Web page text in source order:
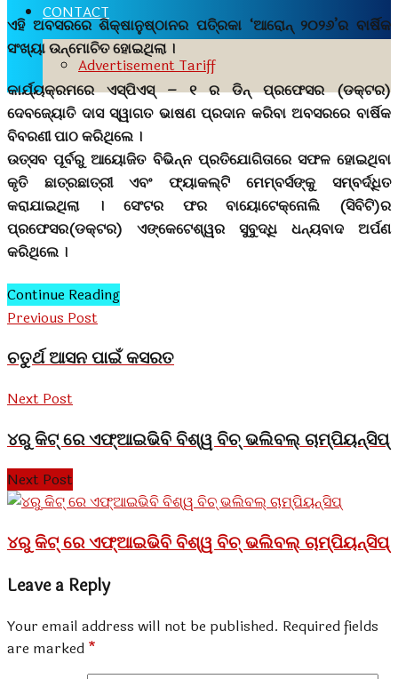
CONTACT
Advertisement Tariff
ଏହି ଅବସରରେ ଶିକ୍ଷାନୁଷ୍ଠାନର ପତି୍ରକା ‘ଆରୋନ୍ ୨୦୨୬’ର ବାର୍ଷିକ
ସଂଖ୍ୟା ଉନ୍ମୋଚିତ ହୋଇଥିଲା ।
କାର୍ଯ୍ୟକ୍ରମରେ ଏସ୍ପିଏସ୍ – ୧ ର ଡିନ୍ ପ୍ରଫେସର (ଡକ୍ଟର)
ଦେବଜ୍ୟୋତି ଦାସ ସ୍ୱାଗତ ଭାଷଣ ପ୍ରଦାନ କରିବା ଅବସରରେ ବାର୍ଷିକ
ବିବରଣୀ ପାଠ କରିଥିଲେ ।
ଉତ୍ସବ ପୂର୍ବରୁ ଆୟୋଜିତ ବିଭିନ୍ନ ପ୍ରତିଯୋଗିତାରେ ସଫଳ ହୋଇଥିବା
କୃତି ଛାତ୍ରଛାତ୍ରୀ ଏବଂ ଫ୍ୟାକଲ୍ଟି ମେମ୍ବର୍ସଙ୍କୁ ସମ୍ବର୍ଦ୍ଧିତ
କରାଯାଇଥିଲା । ସେଂଟର ଫର ବାୟୋଟେକ୍ନୋଲି (ସିବିଟି)ର
ପ୍ରଫେସର(ଡକ୍ଟର) ଏଙ୍କେଟେଶ୍ୱର ସୁବୁଦ୍ଧି ଧନ୍ୟବାଦ ଅର୍ପଣ
କରିଥିଲେ ।
Continue Reading
Previous Post
ଚତୁର୍ଥ ଆସନ ପାଇଁ କସରତ
Next Post
୪ରୁ କିଟ୍‍ ରେ ଏଫ୍‍ଆଇଭିବି ବିଶ୍ୱ ବିଚ୍‍ ଭଲିବଲ୍‍ ଚାମ୍ପିୟନ୍‍ସିପ୍‍
Next Post
୪ରୁ କିଟ୍‍ ରେ ଏଫ୍‍ଆଇଭିବି ବିଶ୍ୱ ବିଚ୍‍ ଭଲିବଲ୍‍ ଚାମ୍ପିୟନ୍‍ସିପ୍‍
Leave a Reply
Your email address will not be published. Required fields
are marked *